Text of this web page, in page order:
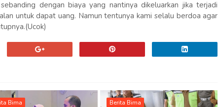
dengan biaya yang nantinya dikeluarkan jika terjadi
untuk dapat uang. Namun tentunya kami selalu berdoa agar
Bima Berita Bima